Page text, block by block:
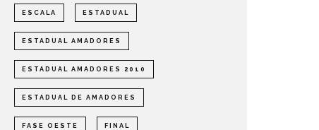
COMPETIÇÕES ESTADUAL NOTÍCIAS
ESCALA ESTADUAL
ESTADUAL AMADORES
ESTADUAL AMADORES 2010
ESTADUAL DE AMADORES
FASE OESTE FINAL